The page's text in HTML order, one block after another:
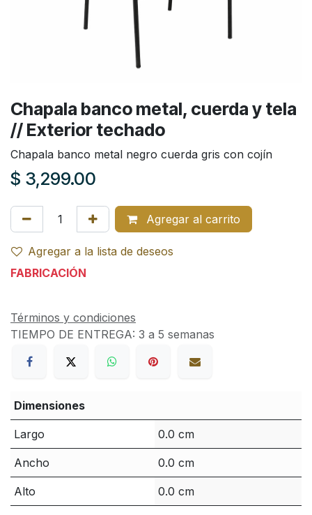
Chapala banco metal, cuerda y tela
// Exterior techado
Chapala banco metal negro cuerda gris con cojín
$ 3,299.00
Agregar al carrito
Agregar a la lista de deseos
FABRICACIÓN
Términos y condiciones
TIEMPO DE ENTREGA: 3 a 5 semanas
Dimensiones
Largo 0.0 cm
Ancho 0.0 cm
Alto 0.0 cm